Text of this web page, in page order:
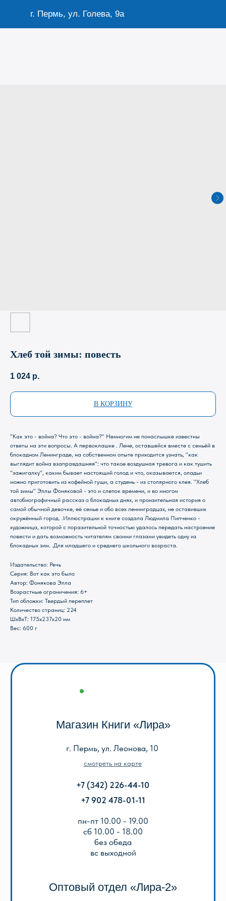
г. Пермь, ул. Голева, 9а
Хлеб той зимы: повесть
1 024 р.
В КОРЗИНУ
"Как это - война? Что это - война?" Немногим не понаслышке известны
ответы на эти вопросы. А первоклашке . Лене, оставшейся вместе с семьёй в
блокадном Ленинграде, на собственном опыте приходится узнать, "как
выглядит война взаправдашняя": что такое воздушная тревога и как тушить
"зажигалку", каким бывает настоящий голод и что, оказывается, оладьи
можно приготовить из кофейной гущи, а студень - из столярного клея. "Хлеб
той зимы" Эллы Фоняковой - это и слепок времени, и во многом
автобиографичный рассказ о блокадных днях, и пронзительная история о
самой обычной девочке, её семье и обо всех ленинградцах, не оставивших
окружённый город. .Иллюстрации к книге создала Людмила Пипченко -
художница, которой с поразительной точностью удалось передать настроение
повести и дать возможность читателям своими глазами увидеть одну из
блокадных зим. .Для младшего и среднего школьного возраста.
Издательство: Речь
Серия: Вот как это было
Автор: Фонякова Элла
Возрастные ограничения: 6+
Тип обложки: Твердый переплет
Количество страниц: 224
ШxВxТ: 175x237x20 мм
Вес: 600 г
г. Пермь, ул. Леонова, 10
+7 902 478-01-11
Магазин Книги «Лира»
смотреть на карте
пн-пт 10.00 - 19.00
сб 10.00 - 18.00
без обеда
вс выходной
смотреть на карте
пн-пт 9.00 - 18.00
ИНФОРМАЦИЯ
Акции
Популярные
Для дошкольников
Игры, пазлы, канцтовары
Все товары
Отзывы